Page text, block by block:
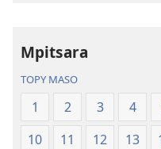
Mpitsara
TOPY MASO
1 2 3 4
10
11 12 13